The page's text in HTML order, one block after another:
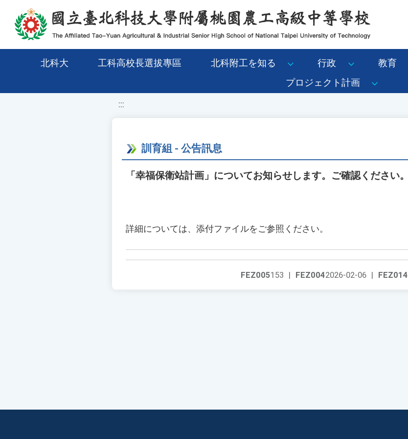
移至網頁之主要內容區位置
北科大 工科高校長選拔專區 北科附工を知る 行政 教育
プロジェクト計画
:::
訓育組 - 公告訊息
「幸福保衛站計画」についてお知らせします。ご確認ください。
詳細については、添付ファイルをご参照ください。
FEZ014
FEZ0042026-02-06 |
FEZ005153 |